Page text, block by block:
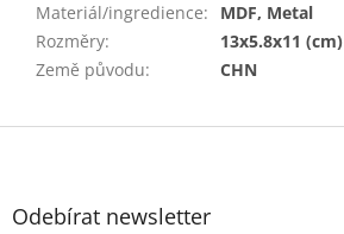
Materiál/ingredience:
MDF, Metal
Rozměry:
13x5.8x11 (cm)
Země původu: CHN
Z
Odebírat newsletter